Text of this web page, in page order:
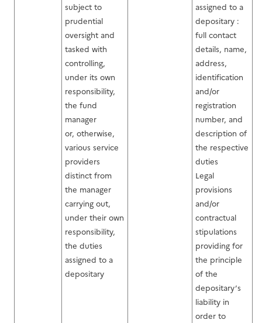
subject to
prudential
oversight and
tasked with
controlling,
under its own
responsibility,
the fund
manager
or, otherwise,
various service
providers
distinct from
the manager
carrying out,
under their own
responsibility,
the duties
assigned to a
depositary
assigned to a
depositary :
full contact
details, name,
address,
identification
and/or
registration
number, and
description of
the respective
duties
Legal
provisions
and/or
contractual
stipulations
providing for
the principle
of the
depositary’s
liability in
order to